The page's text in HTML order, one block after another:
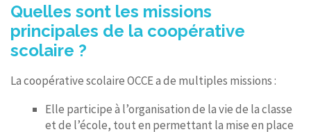
Quelles sont les missions
principales de la coopérative
scolaire ?
La coopérative scolaire OCCE a de multiples missions :
Elle participe à l’organisation de la vie de la classe
et de l’école, tout en permettant la mise en place